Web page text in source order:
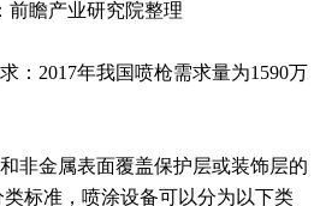
前瞻产业研究院整理
：2017年我国喷枪需求量为1590万
非金属表面覆盖保护层或装饰层的
标准，喷涂设备可以分为以下类